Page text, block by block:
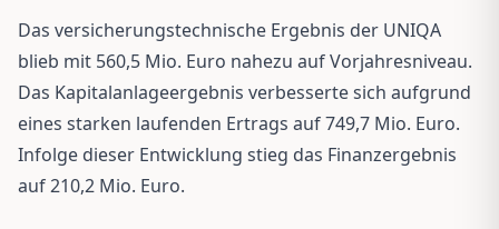
Das versicherungstechnische Ergebnis der UNIQA
blieb mit 560,5 Mio. Euro nahezu auf Vorjahresniveau.
Das Kapitalanlageergebnis verbesserte sich aufgrund
eines starken laufenden Ertrags auf 749,7 Mio. Euro.
Infolge dieser Entwicklung stieg das Finanzergebnis
auf 210,2 Mio. Euro.